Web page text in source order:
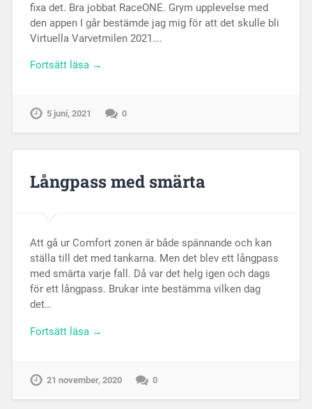
fixa det. Bra jobbat RaceONE. Grym upplevelse med
den appen I går bestämde jag mig för att det skulle bli
Virtuella Varvetmilen 2021….
Fortsätt läsa →
5 juni, 2021 0
Långpass med smärta
Att gå ur Comfort zonen är både spännande och kan
ställa till det med tankarna. Men det blev ett långpass
med smärta varje fall. Då var det helg igen och dags
för ett långpass. Brukar inte bestämma vilken dag
det…
Fortsätt läsa →
21 november, 2020 0